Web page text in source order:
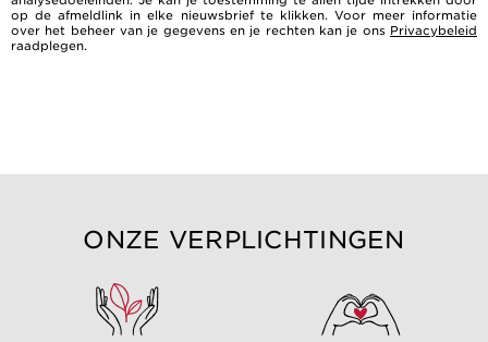
op de afmeldlink in elke nieuwsbrief te klikken. Voor meer informatie
over het beheer van je gegevens en je rechten kan je ons Privacybeleid
raadplegen.
ONZE VERPLICHTINGEN